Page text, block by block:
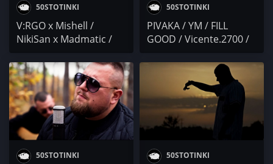
50STOTINKI
V:RGO x Mishell /
NikiSan x Madmatic /
DAKA x JO / БАНСИД
50STOTINKI
PIVAKA / YM / FILL
GOOD / Vicente.2700 /
КРИСТО
50STOTINKI 50STOTINKI